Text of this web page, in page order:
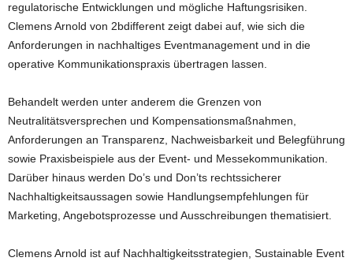
regulatorische Entwicklungen und mögliche Haftungsrisiken.
Clemens Arnold von 2bdifferent zeigt dabei auf, wie sich die
Anforderungen in nachhaltiges Eventmanagement und in die
operative Kommunikationspraxis übertragen lassen.
Behandelt werden unter anderem die Grenzen von
Neutralitätsversprechen und Kompensationsmaßnahmen,
Anforderungen an Transparenz, Nachweisbarkeit und Belegführung
sowie Praxisbeispiele aus der Event- und Messekommunikation.
Darüber hinaus werden Do’s und Don’ts rechtssicherer
Nachhaltigkeitsaussagen sowie Handlungsempfehlungen für
Marketing, Angebotsprozesse und Ausschreibungen thematisiert.
Clemens Arnold ist auf Nachhaltigkeitsstrategien, Sustainable Event